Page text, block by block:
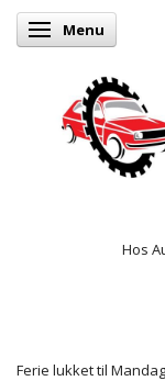
Skifte navigation
Menu
Hos
Ferie lukket til